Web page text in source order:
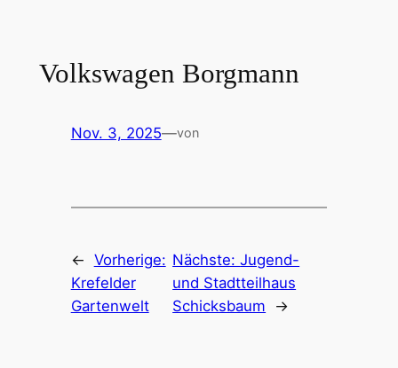
springenVolkswagen Borgmann
Nov. 3, 2025—von
← Vorherige:
Krefelder
Gartenwelt
Nächste:Jugend-
und Stadtteilhaus
Schicksbaum
→